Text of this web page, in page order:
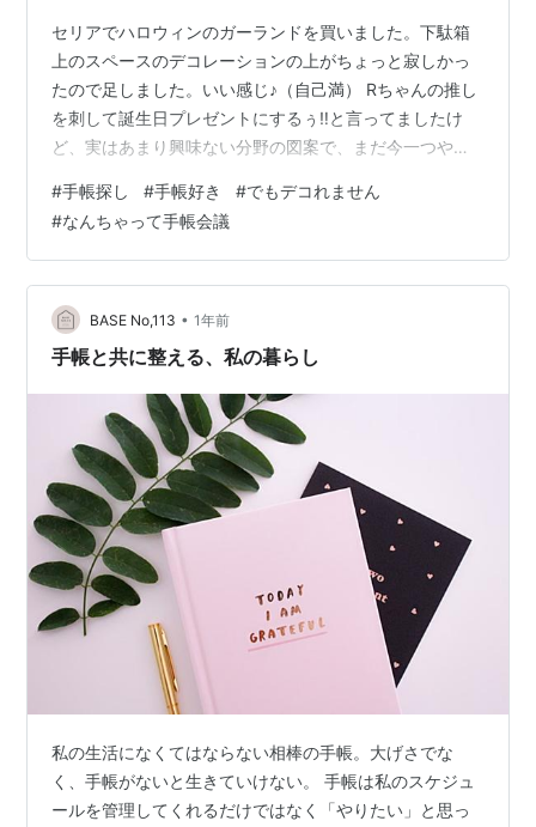
セリアでハロウィンのガーランドを買いました。下駄箱
上のスペースのデコレーションの上がちょっと寂しかっ
たので足しました。いい感じ♪（自己満） Rちゃんの推し
を刺して誕生日プレゼントにするぅ‼️と言ってましたけ
ど、実はあまり興味ない分野の図案で、まだ今一つやる
すm(_ _)m
#手帳探し #手帳好き #でもデコれません
#なんちゃって手帳会議
BASE No,113 • 1年前
手帳と共に整える、私の暮らし
私の生活になくてはならない相棒の手帳。大げさでな
く、手帳がないと生きていけない。 手帳は私のスケジュ
ールを管理してくれるだけではなく「やりたい」と思っ